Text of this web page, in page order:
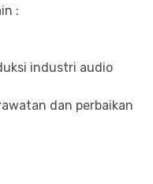
:
industri audio
dan perbaikan